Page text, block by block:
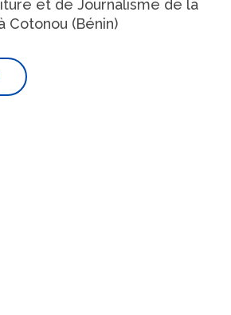
et de Journalisme de la
Cotonou (Bénin)